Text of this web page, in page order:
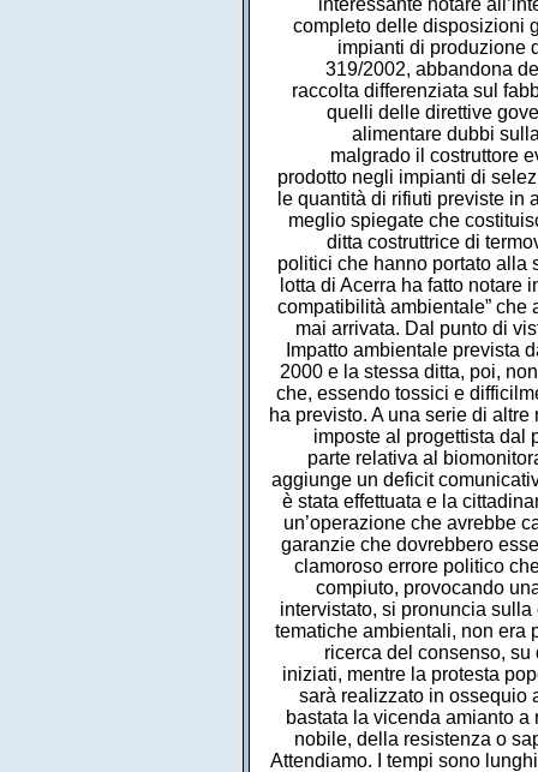
interessante notare
completo delle disposizioni
impianti di produzione
319/2002, abbandona
raccolta differenziata sul
quelli delle direttive
alimentare dubbi
malgrado il costruttore
prodotto negli impianti di
le quantità di rifiuti previste in
meglio spiegate che
ditta costruttrice di
politici che hanno portato alla
lotta di Acerra ha fatto notare
compatibilità ambientale” che
mai arrivata. Dal punto di
Impatto ambientale prevista
2000 e la stessa ditta, poi,
che, essendo tossici e
ha previsto. A una serie di
imposte al progettista dal
parte relativa al
aggiunge un deficit
è stata effettuata e la
un’operazione che avrebbe
garanzie che dovrebbero
clamoroso errore politico
compiuto, provocando
intervistato, si pronuncia
tematiche ambientali, non era
ricerca del consenso,
iniziati, mentre la protesta
sarà realizzato in ossequio
bastata la vicenda amianto
nobile, della resistenza o
Attendiamo. I tempi sono